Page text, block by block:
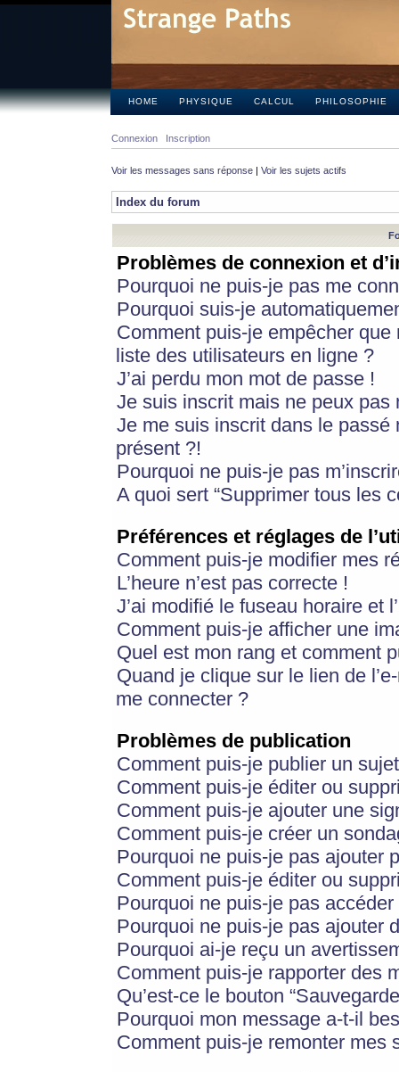
HOME PHYSIQUE CALCUL PHILOSOPHIE
Connexion Inscription
Voir les messages sans réponse | Voir les sujets actifs
Index du forum
Problèmes de connexion et
Pourquoi ne puis-je pas me
Pourquoi suis-je
Comment puis-je empêcher
liste des utilisateurs en ligne ?
J’ai perdu mon mot de passe !
Je suis inscrit mais ne peux pas
Je me suis inscrit dans le
présent ?!
Pourquoi ne puis-je pas
A quoi sert “Supprimer tous les
Préférences et réglages de
Comment puis-je modifier mes
L’heure n’est pas correcte !
J’ai modifié le fuseau horaire et
Comment puis-je afficher une
Quel est mon rang et comment
Quand je clique sur le lien de
me connecter ?
Problèmes de publication
Comment puis-je publier un
Comment puis-je éditer ou
Comment puis-je ajouter une
Comment puis-je créer un
Pourquoi ne puis-je pas ajouter
Comment puis-je éditer ou
Pourquoi ne puis-je pas
Pourquoi ne puis-je pas ajouter
Pourquoi ai-je reçu un
Comment puis-je rapporter des
Qu’est-ce le bouton
Pourquoi mon message a-t-il
Comment puis-je remonter mes